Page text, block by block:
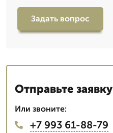
Задать вопрос
Отправьте заявку
Или звоните:
+7 993 61-88-79